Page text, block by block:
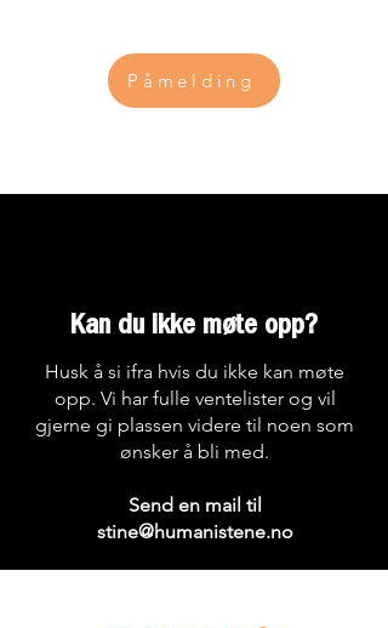
Påmelding
Kan du ikke møte opp?
Husk å si ifra hvis du ikke kan møte
opp. Vi har fulle ventelister og vil
gjerne gi plassen videre til noen som
ønsker å bli med.
Send en mail til
stine@humanistene.no